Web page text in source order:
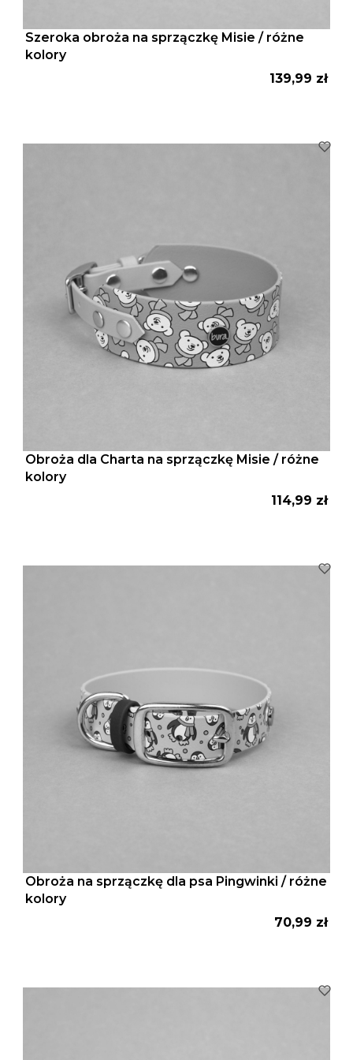
Szeroka obroża na sprzączkę Misie / różne
kolory
Cena
139,99 zł
Obroża dla Charta na sprzączkę Misie / różne
kolory
Cena
114,99 zł
Obroża na sprzączkę dla psa Pingwinki / różne
kolory
Cena
70,99 zł